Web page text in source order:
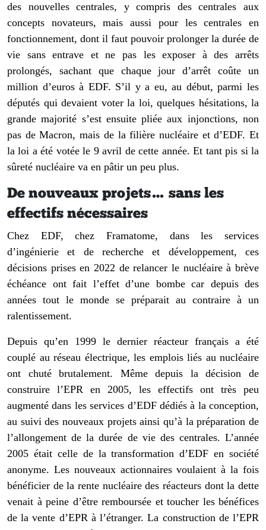
des nouvelles centrales, y compris des centrales aux
concepts novateurs, mais aussi pour les centrales en
fonctionnement, dont il faut pouvoir prolonger la durée de
vie sans entrave et ne pas les exposer à des arrêts
prolongés, sachant que chaque jour d’arrêt coûte un
million d’euros à EDF. S’il y a eu, au début, parmi les
députés qui devaient voter la loi, quelques hésitations, la
grande majorité s’est ensuite pliée aux injonctions, non
pas de Macron, mais de la filière nucléaire et d’EDF. Et
la loi a été votée le 9 avril de cette année. Et tant pis si la
sûreté nucléaire va en pâtir un peu plus.
De nouveaux projets… sans les
effectifs nécessaires
Chez EDF, chez Framatome, dans les services
d’ingénierie et de recherche et développement, ces
décisions prises en 2022 de relancer le nucléaire à brève
échéance ont fait l’effet d’une bombe car depuis des
années tout le monde se préparait au contraire à un
ralentissement.
Depuis qu’en 1999 le dernier réacteur français a été
couplé au réseau électrique, les emplois liés au nucléaire
ont chuté brutalement. Même depuis la décision de
construire l’EPR en 2005, les effectifs ont très peu
augmenté dans les services d’EDF dédiés à la conception,
au suivi des nouveaux projets ainsi qu’à la préparation de
l’allongement de la durée de vie des centrales. L’année
2005 était celle de la transformation d’EDF en société
anonyme. Les nouveaux actionnaires voulaient à la fois
bénéficier de la rente nucléaire des réacteurs dont la dette
venait à peine d’être remboursée et toucher les bénéfices
de la vente d’EPR à l’étranger. La construction de l’EPR